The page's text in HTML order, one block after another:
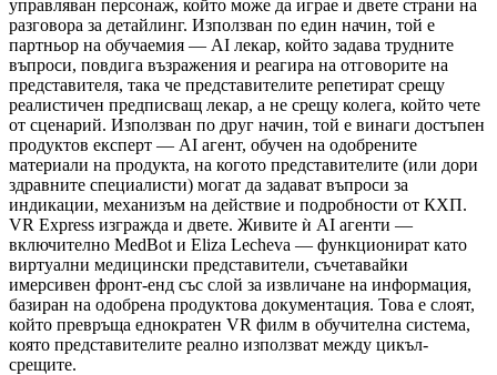
управляван персонаж, който може да играе и двете страни на
разговора за детайлинг. Използван по един начин, той е
партньор на обучаемия — AI лекар, който задава трудните
въпроси, повдига възражения и реагира на отговорите на
представителя, така че представителите репетират срещу
реалистичен предписващ лекар, а не срещу колега, който чете
от сценарий. Използван по друг начин, той е винаги достъпен
продуктов експерт — AI агент, обучен на одобрените
материали на продукта, на когото представителите (или дори
здравните специалисти) могат да задават въпроси за
индикации, механизъм на действие и подробности от КХП.
VR Express изгражда и двете. Живите ѝ AI агенти —
включително MedBot и Eliza Lecheva — функционират като
виртуални медицински представители, съчетавайки
имерсивен фронт-енд със слой за извличане на информация,
базиран на одобрена продуктова документация. Това е слоят,
който превръща еднократен VR филм в обучителна система,
която представителите реално използват между цикъл-
срещите.